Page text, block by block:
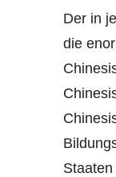
Der in
die